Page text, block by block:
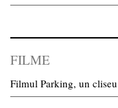
FILME
Filmul Parking, un